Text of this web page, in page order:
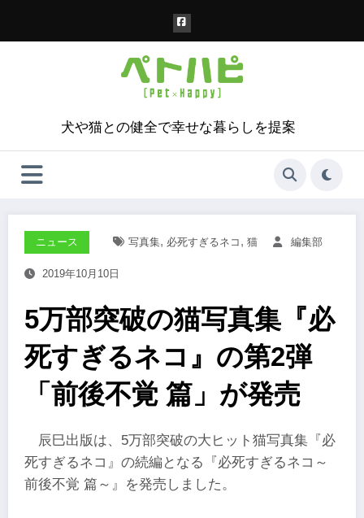
犬や猫との健全で幸せな暮らしを提案
ニュース 写真集, 必死すぎるネコ , 猫 編集部
2019年10月10日
5万部突破の猫写真集『必
死すぎるネコ』の第2弾
「前後不覚 篇」が発売
辰巳出版は、5万部突破の大ヒット猫写真集『必
死すぎるネコ』の続編となる『必死すぎるネコ～
前後不覚 篇～』を発売しました。